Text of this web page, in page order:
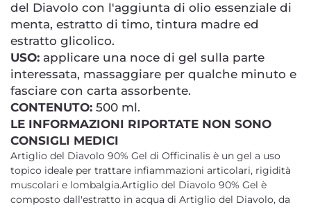
del Diavolo con l'aggiunta di olio essenziale di
menta, estratto di timo, tintura madre ed
estratto glicolico.
USO: applicare una noce di gel sulla parte
interessata, massaggiare per qualche minuto e
fasciare con carta assorbente.
CONTENUTO: 500 ml.
LE INFORMAZIONI RIPORTATE NON SONO
CONSIGLI MEDICI
Artiglio del Diavolo 90% Gel di Officinalis è un gel a uso
topico ideale per trattare infiammazioni articolari, rigidità
muscolari e lombalgia.Artiglio del Diavolo 90% Gel è
composto dall'estratto in acqua di Artiglio del Diavolo, da